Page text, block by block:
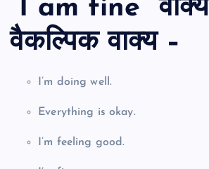
“I am fine”
वैकल्पिक वाक्य –
I’m doing well.
Everything is okay.
I’m feeling good.